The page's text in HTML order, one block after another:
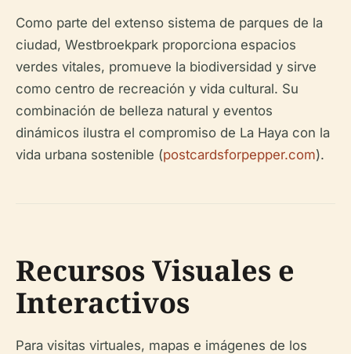
Como parte del extenso sistema de parques de la
ciudad, Westbroekpark proporciona espacios
verdes vitales, promueve la biodiversidad y sirve
como centro de recreación y vida cultural. Su
combinación de belleza natural y eventos
dinámicos ilustra el compromiso de La Haya con la
vida urbana sostenible (postcardsforpepper.com).
Recursos Visuales e
Interactivos
Para visitas virtuales, mapas e imágenes de los